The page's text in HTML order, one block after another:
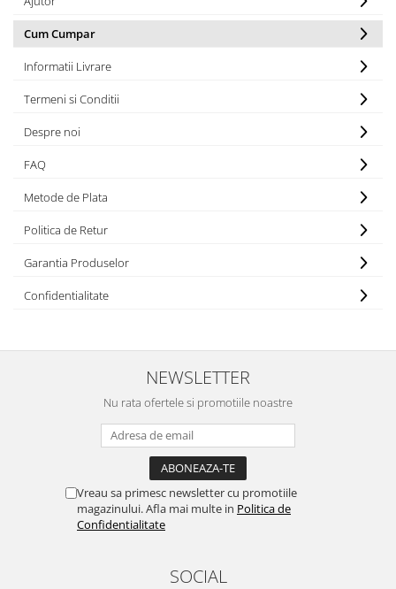
Cum Cumpar
Informatii Livrare
Termeni si Conditii
Despre noi
FAQ
Metode de Plata
Politica de Retur
Garantia Produselor
Confidentialitate
NEWSLETTER
Nu rata ofertele si promotiile noastre
Vreau sa primesc newsletter cu promotiile
magazinului. Afla mai multe in Politica de
Confidentialitate
SOCIAL